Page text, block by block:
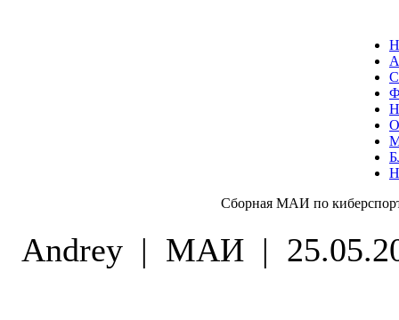
Сборная МАИ по
Andrey | МАИ |